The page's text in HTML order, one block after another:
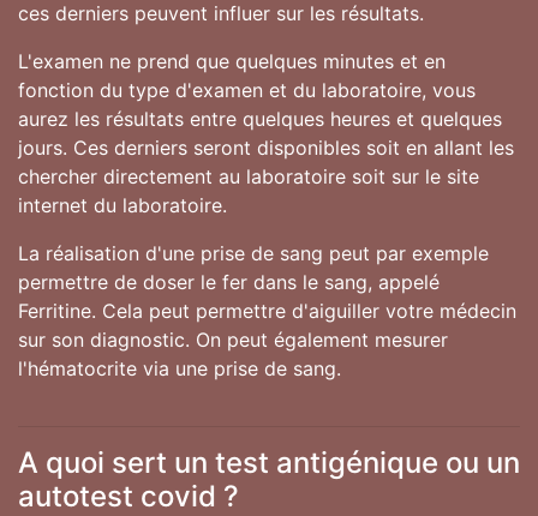
ces derniers peuvent influer sur les résultats.
L'examen ne prend que quelques minutes et en
fonction du type d'examen et du laboratoire, vous
aurez les résultats entre quelques heures et quelques
jours. Ces derniers seront disponibles soit en allant les
chercher directement au laboratoire soit sur le site
internet du laboratoire.
La réalisation d'une prise de sang peut par exemple
permettre de doser le fer dans le sang, appelé
Ferritine. Cela peut permettre d'aiguiller votre médecin
sur son diagnostic. On peut également mesurer
l'hématocrite via une prise de sang.
A quoi sert un test antigénique ou un
autotest covid ?